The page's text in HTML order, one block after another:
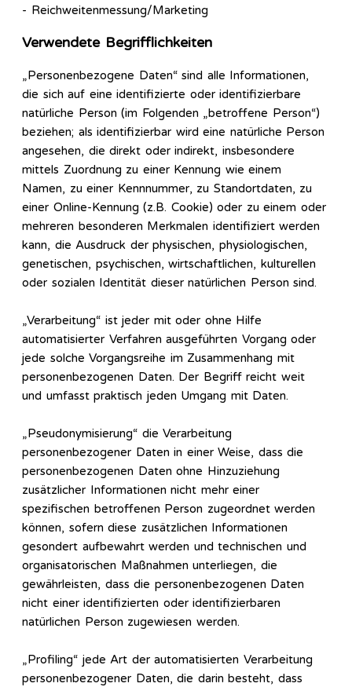
- Reichweitenmessung/Marketing
Verwendete Begrifflichkeiten
„Personenbezogene Daten“ sind alle Informationen,
die sich auf eine identifizierte oder identifizierbare
natürliche Person (im Folgenden „betroffene Person“)
beziehen; als identifizierbar wird eine natürliche Person
angesehen, die direkt oder indirekt, insbesondere
mittels Zuordnung zu einer Kennung wie einem
Namen, zu einer Kennnummer, zu Standortdaten, zu
einer Online-Kennung (z.B. Cookie) oder zu einem oder
mehreren besonderen Merkmalen identifiziert werden
kann, die Ausdruck der physischen, physiologischen,
genetischen, psychischen, wirtschaftlichen, kulturellen
oder sozialen Identität dieser natürlichen Person sind.
„Verarbeitung“ ist jeder mit oder ohne Hilfe
automatisierter Verfahren ausgeführten Vorgang oder
jede solche Vorgangsreihe im Zusammenhang mit
personenbezogenen Daten. Der Begriff reicht weit
und umfasst praktisch jeden Umgang mit Daten.
„Pseudonymisierung“ die Verarbeitung
personenbezogener Daten in einer Weise, dass die
personenbezogenen Daten ohne Hinzuziehung
zusätzlicher Informationen nicht mehr einer
spezifischen betroffenen Person zugeordnet werden
können, sofern diese zusätzlichen Informationen
gesondert aufbewahrt werden und technischen und
organisatorischen Maßnahmen unterliegen, die
gewährleisten, dass die personenbezogenen Daten
nicht einer identifizierten oder identifizierbaren
natürlichen Person zugewiesen werden.
„Profiling“ jede Art der automatisierten Verarbeitung
personenbezogener Daten, die darin besteht, dass